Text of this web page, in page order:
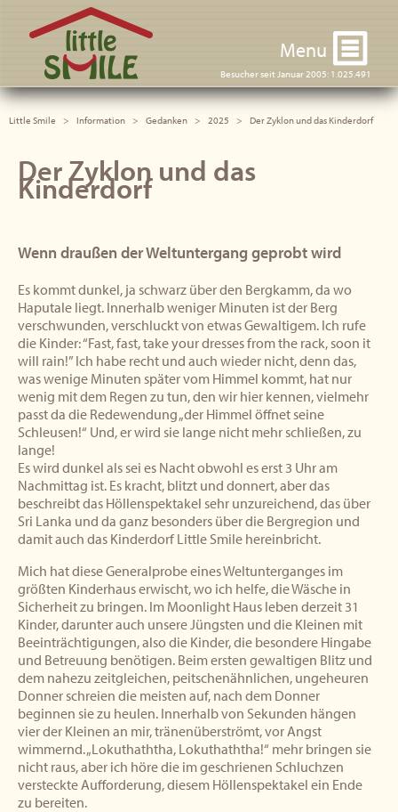
Menu
Besucher seit Januar 2005: 1.025.491
Little Smile Information Gedanken 2025 Der Zyklon und das Kinderdorf
Der Zyklon und das
Kinderdorf
Wenn draußen der Weltuntergang geprobt wird
Es kommt dunkel, ja schwarz über den Bergkamm, da wo
Haputale liegt. Innerhalb weniger Minuten ist der Berg
verschwunden, verschluckt von etwas Gewaltigem. Ich rufe
die Kinder: “Fast, fast, take your dresses from the rack, soon it
will rain!” Ich habe recht und auch wieder nicht, denn das,
was wenige Minuten später vom Himmel kommt, hat nur
wenig mit dem Regen zu tun, den wir hier kennen, vielmehr
passt da die Redewendung „der Himmel öffnet seine
Schleusen!“ Und, er wird sie lange nicht mehr schließen, zu
lange!
Es wird dunkel als sei es Nacht obwohl es erst 3 Uhr am
Nachmittag ist. Es kracht, blitzt und donnert, aber das
beschreibt das Höllenspektakel sehr unzureichend, das über
Sri Lanka und da ganz besonders über die Bergregion und
damit auch das Kinderdorf Little Smile hereinbricht.
Mich hat diese Generalprobe eines Weltunterganges im
größten Kinderhaus erwischt, wo ich helfe, die Wäsche in
Sicherheit zu bringen. Im Moonlight Haus leben derzeit 31
Kinder, darunter auch unsere Jüngsten und die Kleinen mit
Beeinträchtigungen, also die Kinder, die besondere Hingabe
und Betreuung benötigen. Beim ersten gewaltigen Blitz und
dem nahezu zeitgleichen, peitschenähnlichen, ungeheuren
Donner schreien die meisten auf, nach dem Donner
beginnen sie zu heulen. Innerhalb von Sekunden hängen
vier der Kleinen an mir, tränenüberströmt, vor Angst
wimmernd. „Lokuthaththa, Lokuthaththa!“ mehr bringen sie
nicht raus, aber ich höre die im geschrienen Schluchzen
versteckte Aufforderung, diesem Höllenspektakel ein Ende
zu bereiten.